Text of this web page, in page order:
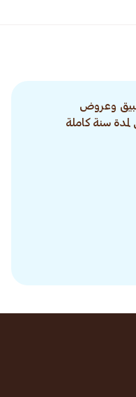
وعروض
سنة كاملة